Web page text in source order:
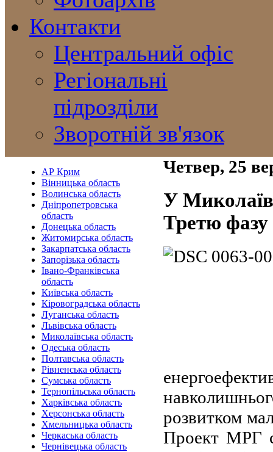
Контакти
Центральний офіс
Регіональні
підрозділи
Зворотній зв'язок
АР Крим
Вінницька область
Волинська область
Дніпропетровська
область
Донецька область
Житомирська область
Закарпатська область
Запорізька область
Івано-Франківська
область
Київська область
Кіровоградська область
Луганська область
Львівська область
Миколаївська область
Одеська область
Полтавська область
Рівненська область
Сумська область
Тернопільська область
Харківська область
Херсонська область
Хмельницька область
Черкаська область
Чернівецька область
Четвер, 25
У
Третю
розвитком
Проект МРГ